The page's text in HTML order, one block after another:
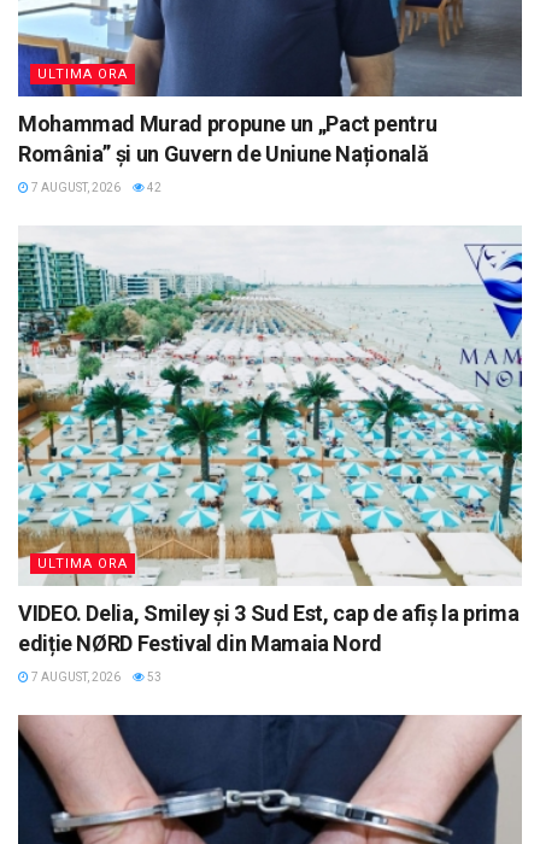
ULTIMA ORA
Mohammad Murad propune un „Pact pentru
România” și un Guvern de Uniune Națională
7 AUGUST, 2026 42
ULTIMA ORA
VIDEO. Delia, Smiley și 3 Sud Est, cap de afiș la prima
ediție NØRD Festival din Mamaia Nord
7 AUGUST, 2026 53